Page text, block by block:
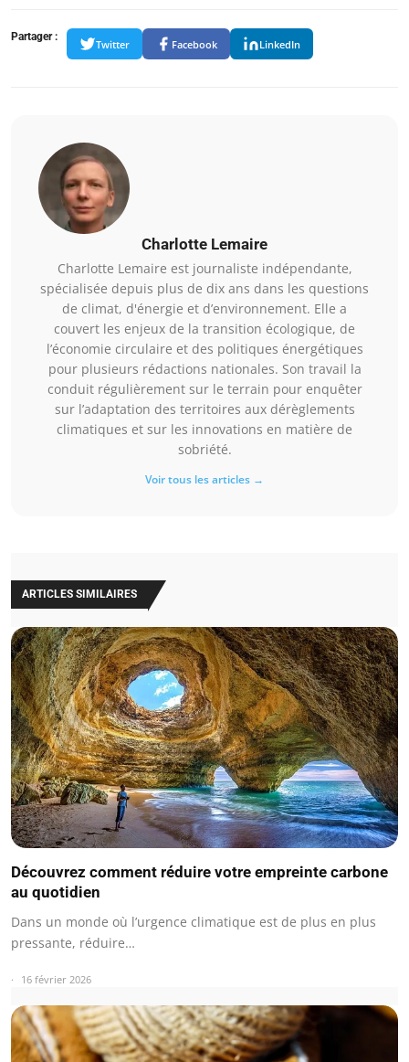
Partager :
Twitter Facebook LinkedIn
Charlotte Lemaire
Charlotte Lemaire est journaliste indépendante,
spécialisée depuis plus de dix ans dans les questions
de climat, d'énergie et d’environnement. Elle a
couvert les enjeux de la transition écologique, de
l’économie circulaire et des politiques énergétiques
pour plusieurs rédactions nationales. Son travail la
conduit régulièrement sur le terrain pour enquêter
sur l’adaptation des territoires aux dérèglements
climatiques et sur les innovations en matière de
sobriété.
Voir tous les articles →
ARTICLES SIMILAIRES
Découvrez comment réduire votre empreinte carbone
au quotidien
Dans un monde où l’urgence climatique est de plus en plus
pressante, réduire…
16 février 2026